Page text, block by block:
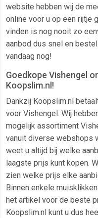
website hebben wij de
online voor u op een rijtje
vinden is nog nooit zo
aanbod dus snel en
vandaag nog!
Goedkope Vishengel
Koopslim.nl!
Dankzij Koopslim.nl
voor Vishengel. Wij
mogelijk assortiment
vanuit diverse webshops
weet u altijd bij welke
laagste prijs kunt kopen.
zien welke prijs elke
Binnen enkele
het artikel voor de beste
Koopslim.nl kunt u dus